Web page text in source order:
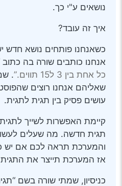
נושאים ע"י כך.
איך זה עובד?
כשאנחנו פותחים נושא
אנחנו כותבים שורה בה כתוב
כל אחת בין 3 ל15 תווים.”
.
שאליהם אנחנו רוצים
עושים פסיק בין תגית לתגית.
קיימת האפשרות לשייך
תגית חדשה. מה שעלים
והמערכת תראה לכם אם יש
אז המערכת תייצר את
כניסיון, שמתי שורה בשם